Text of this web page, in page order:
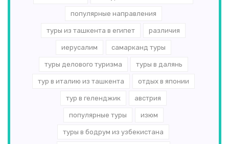
популярные направления
туры из ташкента в египет различия
иерусалим самарканд туры
туры делового туризма туры в далянь
тур в италию из ташкента отдых в японии
тур в геленджик австрия
популярные туры изюм
туры в бодрум из узбекистана